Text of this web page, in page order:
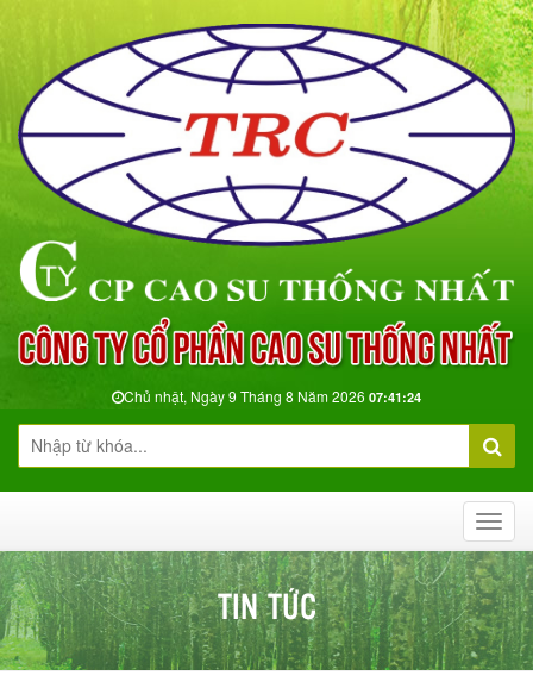
Chủ nhật, Ngày 9 Tháng 8 Năm 2026 07:41:25
TIN TỨC